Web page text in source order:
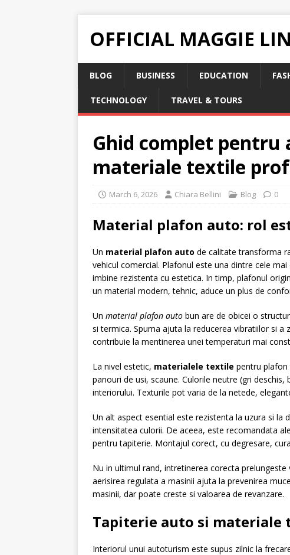
OFFICIAL MAGGIE
BLOG BUSINESS EDUCATION
TECHNOLOGY TRAVEL & TOURS
Ghid complet
materiale textile
March 6, 2026 Chiara Bellini Blog 0
Material plafon auto: rol
Un material plafon auto de calitate transforma
vehicul comercial. Plafonul este una dintre cele
imbine rezistenta cu estetica. In timp, plafonul
un material modern, tehnic, aduce un plus de
Un material plafon auto bun are de obicei o
si termica. Spuma ajuta la reducerea vibratiilor si
contribuie la mentinerea unei temperaturi mai
La nivel estetic, materialele textile pentru plafon
panouri de usi, scaune. Culorile neutre (gri
interiorului. Texturile pot varia de la netede,
Un alt aspect esential este rezistenta la uzura si la
intensitatea culorii. De aceea, este recomandata
pentru tapiterie. Montajul corect, cu degresare,
Nu in ultimul rand, intretinerea corecta
aerisirea regulata a masinii ajuta la prevenirea
masinii, dar poate creste si valoarea de revanzare.
Tapiterie auto si
Interiorul unui autoturism este supus zilnic la